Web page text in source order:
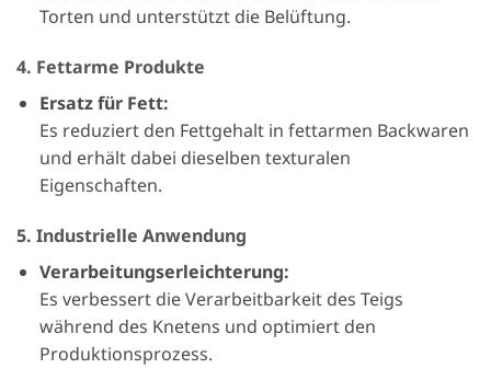
Torten und unterstützt die Belüftung.
4. Fettarme Produkte
Ersatz für Fett:
Es reduziert den Fettgehalt in fettarmen Backwaren
und erhält dabei dieselben texturalen
Eigenschaften.
5. Industrielle Anwendung
Verarbeitungserleichterung:
Es verbessert die Verarbeitbarkeit des Teigs
während des Knetens und optimiert den
Produktionsprozess.